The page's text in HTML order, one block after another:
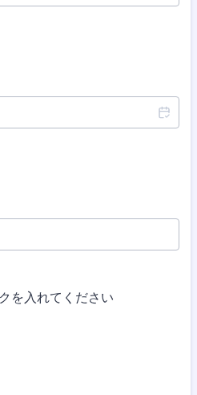
を入れてください